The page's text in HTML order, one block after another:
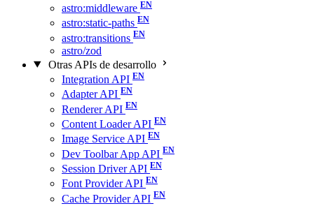
astro:middleware
astro:static-paths
astro:transitions
astro/zod
Otras APIs de desarrollo
Integration API
Adapter API
Renderer API
Content Loader API
Image Service API
Dev Toolbar App API
Session Driver API
Font Provider API
Cache Provider API